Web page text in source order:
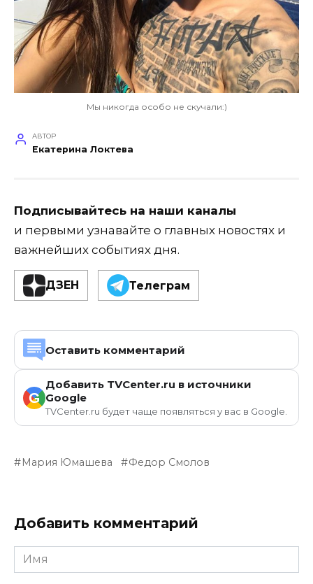
Мы никогда особо не скучали:)
АВТОР
Екатерина Локтева
Подписывайтесь на наши каналы
и первыми узнавайте о главных новостях и
важнейших событиях дня.
ДЗЕН Телеграм
Оставить комментарий
G
Добавить TVCenter.ru в источники
Google
TVCenter.ru будет чаще появляться у вас в Google.
Мария Юмашева Федор Смолов
Добавить комментарий
Имя